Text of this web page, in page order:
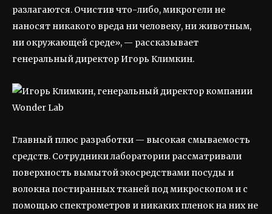
разлагаются. Очистив что-либо, микрогели не
наносят никакого вреда ни человеку, ни животным,
ни окружающей среде», — рассказывает
генеральный директор Игорь Климкин.
Главный плюс разработки — высокая смываемость
средств. Сотрудники лаборатории рассматривали
поверхность вымытой экосредствами посуды и
волокна постиранных тканей под микроскопом и с
помощью спектрометров и никаких пленок на них не